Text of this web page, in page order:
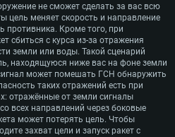
не сможет сделать за вас всю
цель меняет скорость и направление
противника. Кроме того, при
сбиться с курса из-за отражения
земли или воды. Такой сценарий
находящуюся ниже вас на фоне земли
может помешать ГСН обнаружить
таких отражений есть при
отражённые от земли сигналы
всех направлений через боковые
может потерять цель. Чтобы
захват цели и запуск ракет с